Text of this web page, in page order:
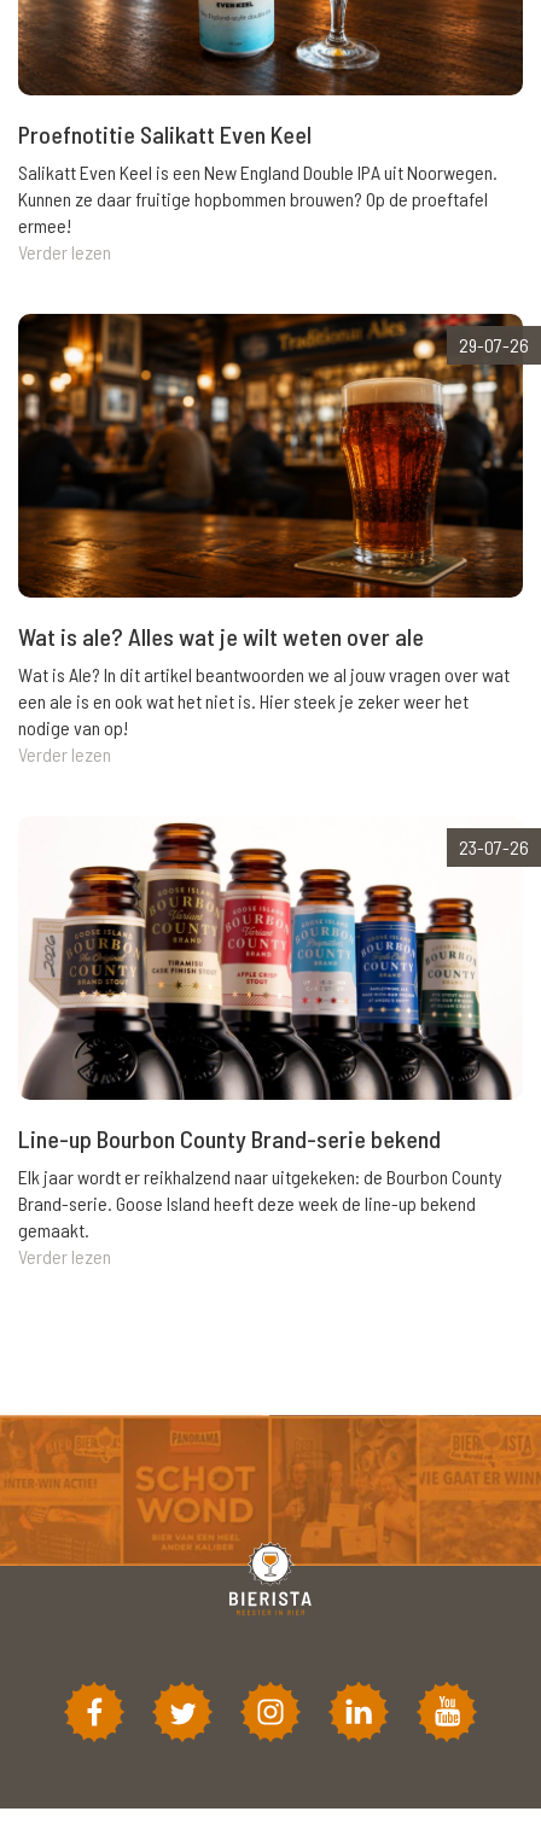
Proefnotitie Salikatt Even Keel
Salikatt Even Keel is een New England Double IPA uit Noorwegen.
Kunnen ze daar fruitige hopbommen brouwen? Op de proeftafel
ermee!
Verder lezen
29-07-26
Wat is ale? Alles wat je wilt weten over ale
Wat is Ale? In dit artikel beantwoorden we al jouw vragen over wat
een ale is en ook wat het niet is. Hier steek je zeker weer het
nodige van op!
Verder lezen
23-07-26
Line-up Bourbon County Brand-serie bekend
Elk jaar wordt er reikhalzend naar uitgekeken: de Bourbon County
Brand-serie. Goose Island heeft deze week de line-up bekend
gemaakt.
Verder lezen